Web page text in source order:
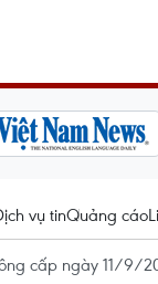
vụ tinQuảng cáo
cấp ngày 11/9/